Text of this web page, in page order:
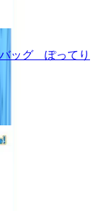
ッグ ぽってり